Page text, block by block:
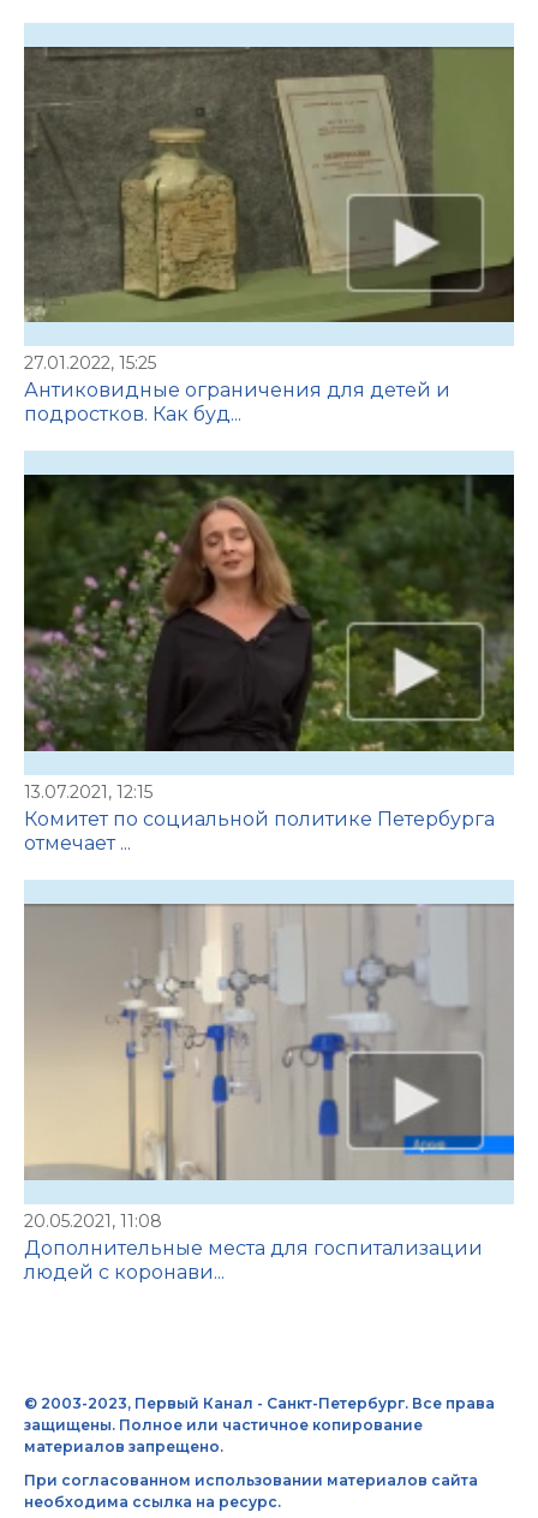
27.01.2022, 15:25
Антиковидные ограничения для детей и
подростков. Как буд...
13.07.2021, 12:15
Комитет по социальной политике Петербурга
отмечает ...
20.05.2021, 11:08
Дополнительные места для госпитализации
людей с коронави...
© 2003-2023, Первый Канал - Санкт-Петербург. Все права
защищены. Полное или частичное копирование
материалов запрещено.
При согласованном использовании материалов сайта
необходима ссылка на ресурс.